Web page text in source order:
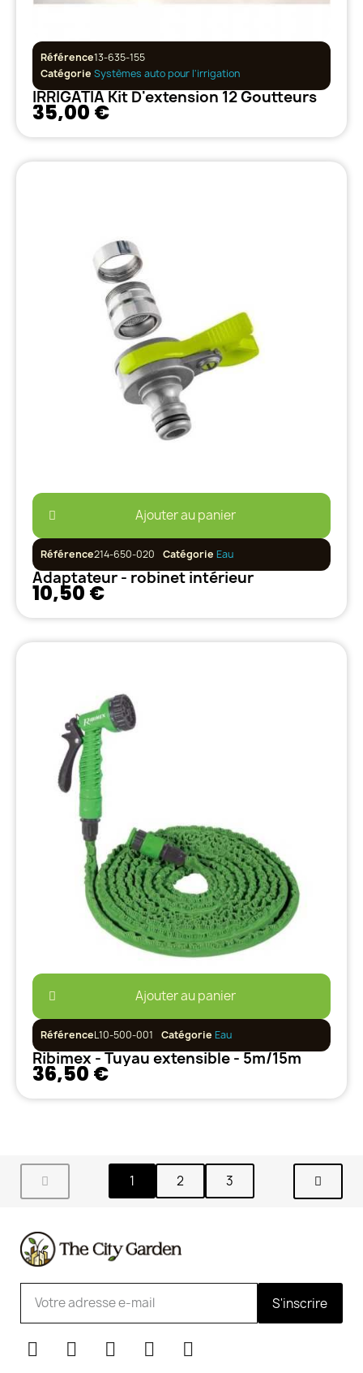
Référence13-635-155
Catégorie Systèmes auto pour l'irrigation
IRRIGATIA Kit D'extension 12 Goutteurs
35,00 €
Ajouter au panier
Référence214-650-020 Catégorie Eau
Adaptateur - robinet intérieur
10,50 €
Ajouter au panier
RéférenceL10-500-001 Catégorie Eau
Ribimex - Tuyau extensible - 5m/15m
36,50 €
1 2 3
S'inscrire